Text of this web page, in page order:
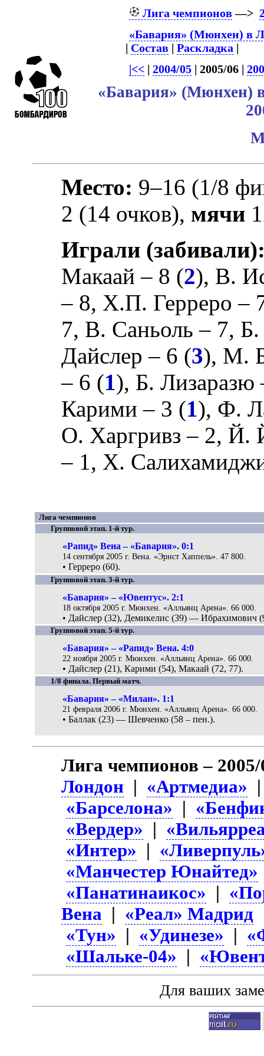
Лига чемпионов—>
«Бавария» (Мюнхен) в
| Состав| Раскладка |
|<< |2004/05 | 2005/06 |
«Бавария» (Мюнхен)
Место: 9–16 (1/8
2 (14 очков), мячи
Играли
Макаай – 8 (2), В.
– 8, Х.П. Герреро –
7, В. Саньоль – 7,
Дайслер – 6 (3), М.
– 6 (1), Б. Лизаразю
Карими – 3 (1), Ф.
О. Харгривз – 2, Й.
– 1, Х.
Лига чемпионов
Групповой этап. 1-й тур.
«Рапид» Вена – «Бавария». 0:1
14 сентября 2005 г. Вена. «Эрнст Хаппель». 47 800.
• Герреро (60).
Групповой этап. 3-й тур.
«Бавария» – «Ювентус». 2:1
18 октября 2005 г. Мюнхен. «Алльянц Арена». 66 000.
• Дайслер (32), Демикелис (39) — Ибрахимович
Групповой этап. 5-й тур.
«Бавария» – «Рапид» Вена. 4:0
22 ноября 2005 г. Мюнхен. «Алльянц Арена». 66 000.
• Дайслер (21), Карими (54), Макаай (72, 77).
1/8 финала. Первый матч.
«Бавария» – «Милан». 1:1
21 февраля 2006 г. Мюнхен. «Алльянц Арена». 66 000.
• Баллак (23) — Шевченко (58 – пен.).
Лига чемпионов –
Лондон | «Артмедиа»
«Барселона» |
«Вердер» |
«Интер» |
«Манчестер Юнайтед»
«Панатинаикос» |
Вена | «Реал» Мадрид
«Тун» | «Удинезе» |
«Шальке-04» |
Для ваших